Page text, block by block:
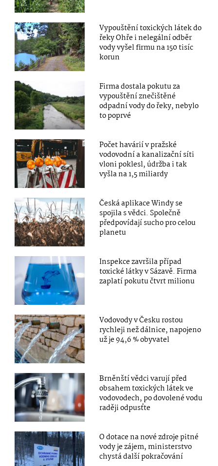
Vypouštění toxických látek do
řeky Ohře i nelegální odběr
vody vyšel firmu na 150 tisíc
korun
Firma dostala pokutu za
vypouštění znečištěné
odpadní vody do řeky, nebylo
to poprvé
Počet havárií v pražské
vodovodní a kanalizační síti
vloni poklesl, údržba i tak
vyšla na 1,5 miliardy
Česká aplikace Windy se
spojila s vědci. Společně
předpovídají sucho pro celou
planetu
Inspekce završila případ
toxické látky v Sázavě. Firma
zaplatí pokutu čtvrt milionu
Vodovody v Česku rostou
rychleji než dálnice, napojeno
už je 94,6 % obyvatel
Brněnští vědci varují před
obsahem toxických látek ve
vodovodech, po dovolené vodu
raději odpusťte
O dotace na nové zdroje pitné
vody je zájem, ministerstvo
chystá další pokračování